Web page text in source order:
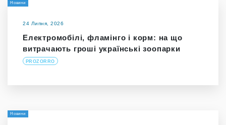
Новини
24 Липня, 2026
Електромобілі, фламінго і корм: на що
витрачають гроші українські зоопарки
PROZORRO
Новини